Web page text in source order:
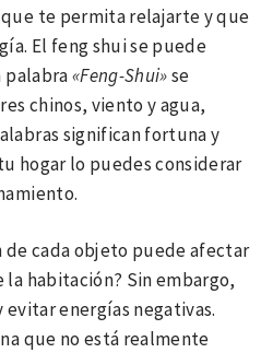
que te permita relajarte y que
El feng shui se puede
palabra«Feng-Shui»se
chinos, viento y agua,
significan fortuna y
hogar lo puedes considerar
de cada objeto puede afectar
habitación? Sin embargo,
energías negativas.
que no está realmente